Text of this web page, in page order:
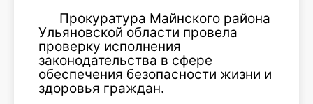
Прокуратура Майнского района
Ульяновской области провела
проверку исполнения
законодательства в сфере
обеспечения безопасности жизни и
здоровья граждан.